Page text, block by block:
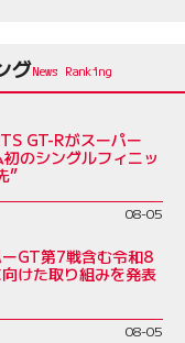
グ
GT-Rがスーパー
のシングルフィニッ
”
08-05
GT第7戦含む令和8
けた取り組みを発表
08-05